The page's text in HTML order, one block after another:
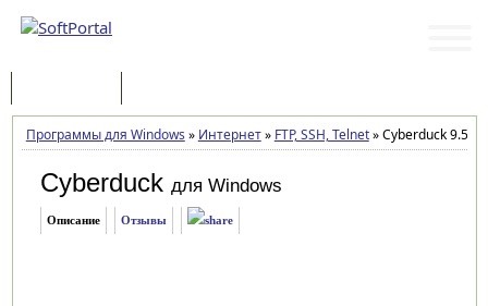
Программы для Windows » Интернет» FTP, SSH, Telnet»Cyberduck
Cyberduck для Windows
Описание Отзывы